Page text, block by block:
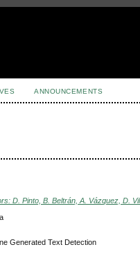
ANNOUNCEMENTS
D. Pinto, B. Beltrán, A. Vázquez, D.
Generated Text Detection